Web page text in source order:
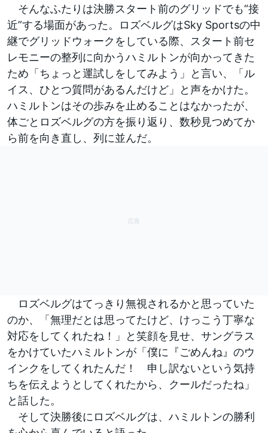
そんなふたりは決勝スタート前のグリッドでも“接
近”する場面があった。ロズベルグはSky Sportsの中
継でグリッドウォークをしている際、スタート前セ
レモニーの整列に向かうハミルトンが向かってきた
ため「ちょっと運試しをしてみよう」と言い、「ル
イス、ひとつ質問があるんだけど」と声をかけた。
ハミルトンはその歩みを止めることはなかったが、
体ごとロズベルグの方を振り返り、数秒見つめてか
ら前を向き直し、列に並んだ。
ロズベルグはてっきり無視されるかと思っていた
のか、「無理だとは思ってたけど、けっこう丁寧な
対応をしてくれたね！」と笑顔を見せ、サングラス
をかけていたハミルトンが「僕に『ごめんね』のウ
インクをしてくれたんだ！ 申し訳ないという気持
ちを伝えようとしてくれたから、クールだったね」
と話した。
そして決勝後にロズベルグは、ハミルトンの勝利